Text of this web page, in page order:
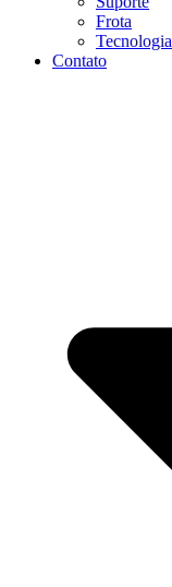
Frota
Tecnologia
Contato